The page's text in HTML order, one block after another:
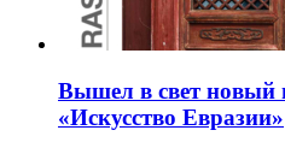
Вышел в свет новый
«Искусство Евразии»